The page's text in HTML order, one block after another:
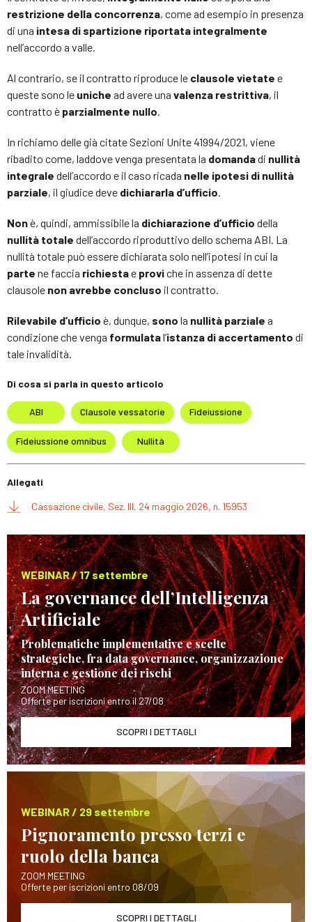
restrizione della concorrenza, come ad esempio in presenza
di una intesa di spartizione riportata integralmente
nell’accordo a valle.
Al contrario, se il contratto riproduce le clausole vietate e
queste sono le uniche ad avere una valenza restrittiva, il
contratto è parzialmente nullo.
In richiamo delle già citate Sezioni Unite 41994/2021, viene
ribadito come, laddove venga presentata la domandadi nullità
integrale dell’accordo e il caso ricada nelle ipotesi di nullità
parziale, il giudice deve dichiararla d’ufficio.
Nonè, quindi, ammissibile la dichiarazione d’ufficio della
nullità totale dell’accordo riproduttivo dello schema ABI. La
nullità totale può essere dichiarata solo nell’ipotesi in cui la
parte ne faccia richiestae proviche in assenza di dette
clausole non avrebbe concluso il contratto.
Rilevabile d’ufficio è, dunque, sono la nullità parziale a
condizione che venga formulatal’istanza di accertamento di
tale invalidità.
Di cosa si parla in questo articolo
ABI Clausole vessatorie Fideiussione
Fideiussione omnibus Nullità
Allegati
Cassazione civile, Sez. III, 24 maggio 2026, n. 15953
WEBINAR / 17 settembre
La governance dell’Intelligenza
Artificiale
Problematiche implementative e scelte
strategiche, fra data governance, organizzazione
interna e gestione dei rischi
ZOOM MEETING
Offerte per iscrizioni entro il 27/08
SCOPRI I DETTAGLI
WEBINAR / 29 settembre
Pignoramento presso terzi e
ruolo della banca
ZOOM MEETING
Offerte per iscrizioni entro 08/09
SCOPRI I DETTAGLI